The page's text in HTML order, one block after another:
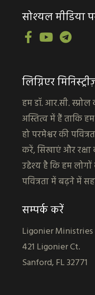
सोश्यल मीडिया
लिग्निएर
हम डॉ. आर.सी.
अस्तित्व में हैं ताकि
हो परमेश्वर की
करें, सिखाएं और रक्षा
उद्देश्य है कि हम
पवित्रता में बढ़ने में
सम्पर्क करें
Ligonier Ministries
421 Ligonier Ct.
Sanford, FL 32771